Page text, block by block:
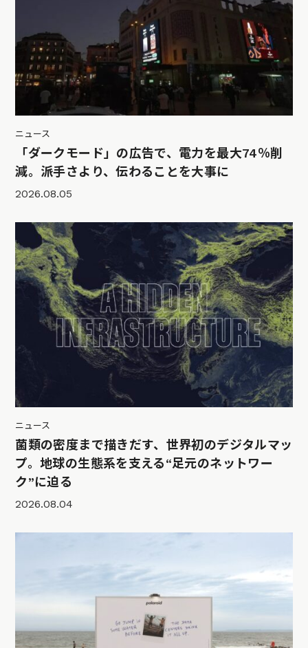
ニュース
「ダークモード」の広告で、電力を最大74％削
減。派手さより、伝わることを大事に
2026.08.05
ニュース
菌類の密度まで描きだす、世界初のデジタルマッ
プ。地球の生態系を支える“足元のネットワー
ク”に迫る
2026.08.04